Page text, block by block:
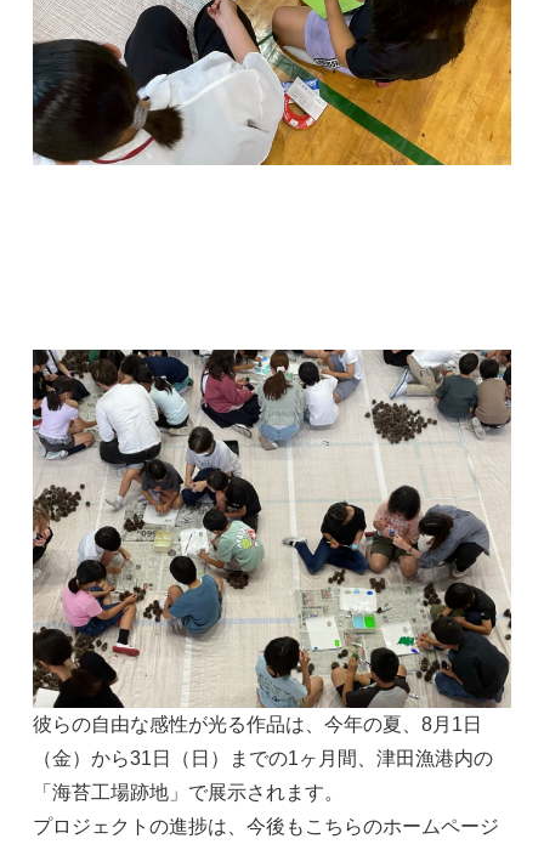
彼らの自由な感性が光る作品は、今年の夏、8月1日
（金）から31日（日）までの1ヶ月間、津田漁港内の
「海苔工場跡地」で展示されます。
プロジェクトの進捗は、今後もこちらのホームページ